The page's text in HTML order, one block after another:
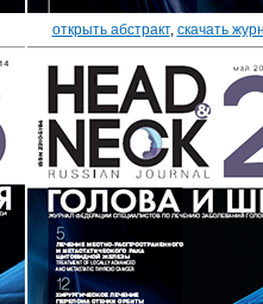
открыть абстракт, скачать